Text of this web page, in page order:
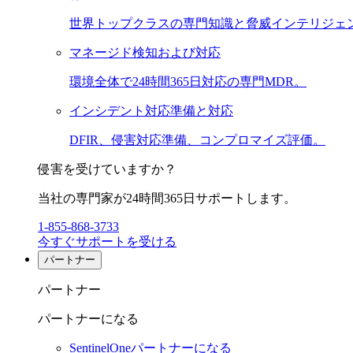
世界トップクラスの専門知識と脅威インテリジェ
マネージド検知および対応
環境全体で24時間365日対応の専門MDR。
インシデント対応準備と対応
DFIR、侵害対応準備、コンプロマイズ評価。
侵害を受けていますか？
当社の専門家が24時間365日サポートします。
1-855-868-3733
今すぐサポートを受ける
パートナー
パートナー
パートナーになる
SentinelOneパートナーになる